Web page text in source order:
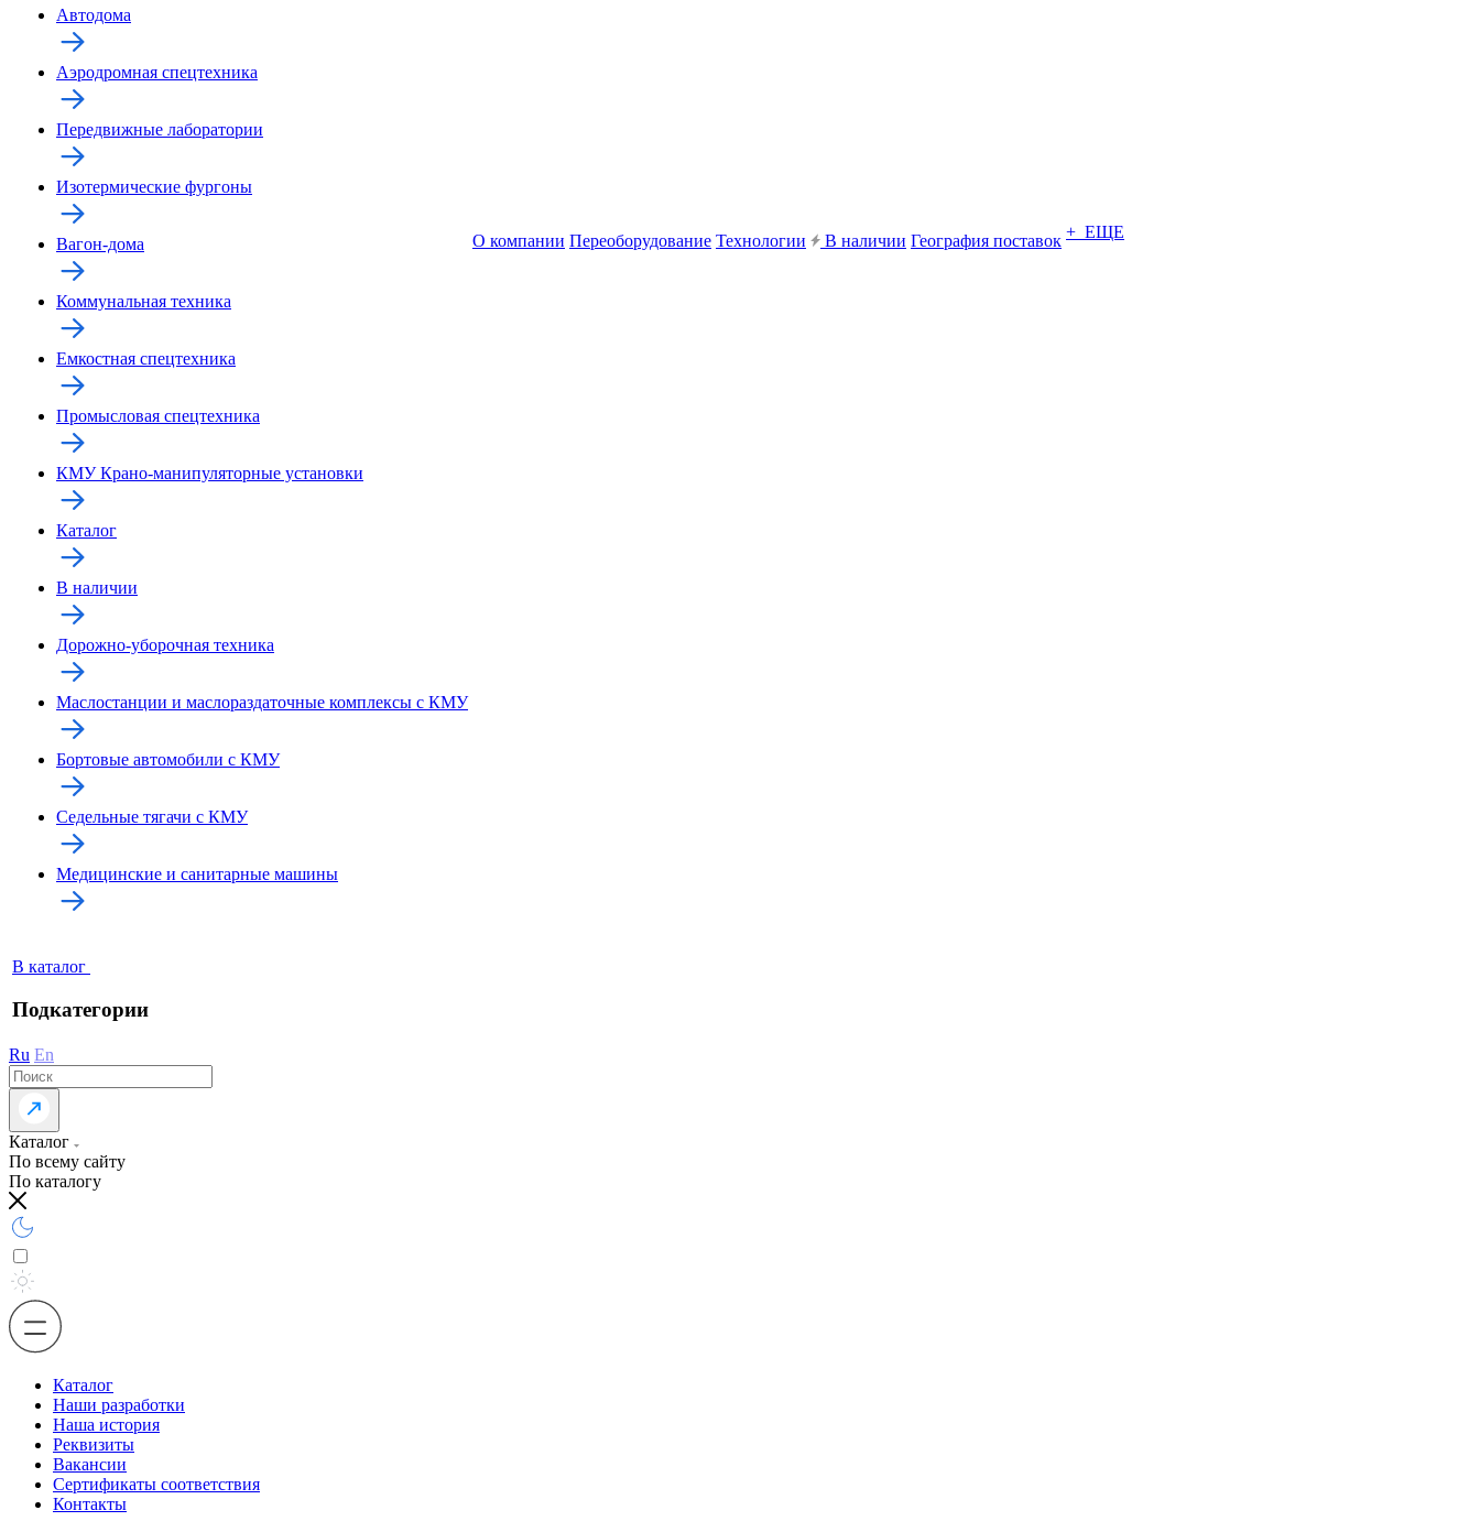
Автодома
Аэродромная спецтехника
Передвижные лаборатории
Изотермические фургоны
Вагон-дома
Коммунальная техника
Емкостная спецтехника
Промысловая спецтехника
КМУ Крано-манипуляторные установки
Каталог
В наличии
Дорожно-уборочная техника
Маслостанции и маслораздаточные комплексы с КМУ
Бортовые автомобили с КМУ
Седельные тягачи с КМУ
Медицинские и санитарные машины
В каталог
Подкатегории
О компании Переоборудование Технологии В наличии География поставок + ЕЩЕ
Ru En
Каталог
По всему сайту
По каталогу
Каталог
Наши разработки
Наша история
Реквизиты
Вакансии
Сертификаты соответствия
Контакты